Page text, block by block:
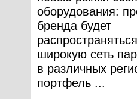
оборудования:
бренда будет
широкую сеть
в различных
портфель ...